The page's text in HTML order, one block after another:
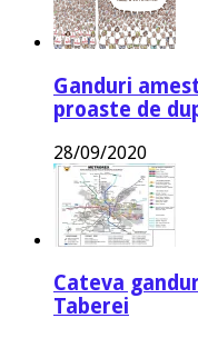
Ganduri
proaste de
28/09/2020
Cateva
Taberei